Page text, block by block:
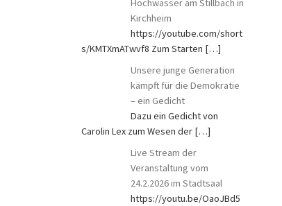
Hochwasser am Stillbach in
Kirchheim
https://youtube.com/short
s/KMTXmATwvf8 Zum Starten […]
Unsere junge Generation
kämpft für die Demokratie
– ein Gedicht
Dazu ein Gedicht von
Carolin Lex zum Wesen der […]
Live Stream der
Veranstaltung vom
24.2.2026 im Stadtsaal
https://youtu.be/OaoJBd5